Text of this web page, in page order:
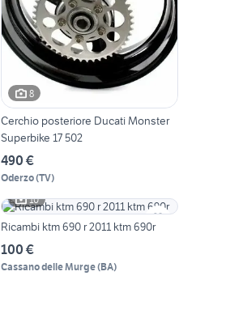
8
Cerchio posteriore Ducati Monster
Superbike 17 502
490 €
Oderzo(TV)
10
Ricambi ktm 690 r 2011 ktm 690r
100 €
Cassano delle Murge(BA)